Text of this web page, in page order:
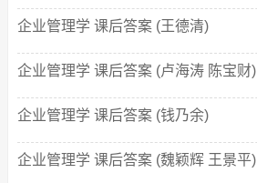
企业管理学 课后答案 (王德清)
企业管理学 课后答案 (卢海涛 陈宝财)
企业管理学 课后答案 (钱乃余)
企业管理学 课后答案 (魏颖辉 王景平)